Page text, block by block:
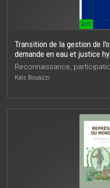
Transition de la gestion de
demande en eau et justice
Reconnaissance,
Kais Bouazzi